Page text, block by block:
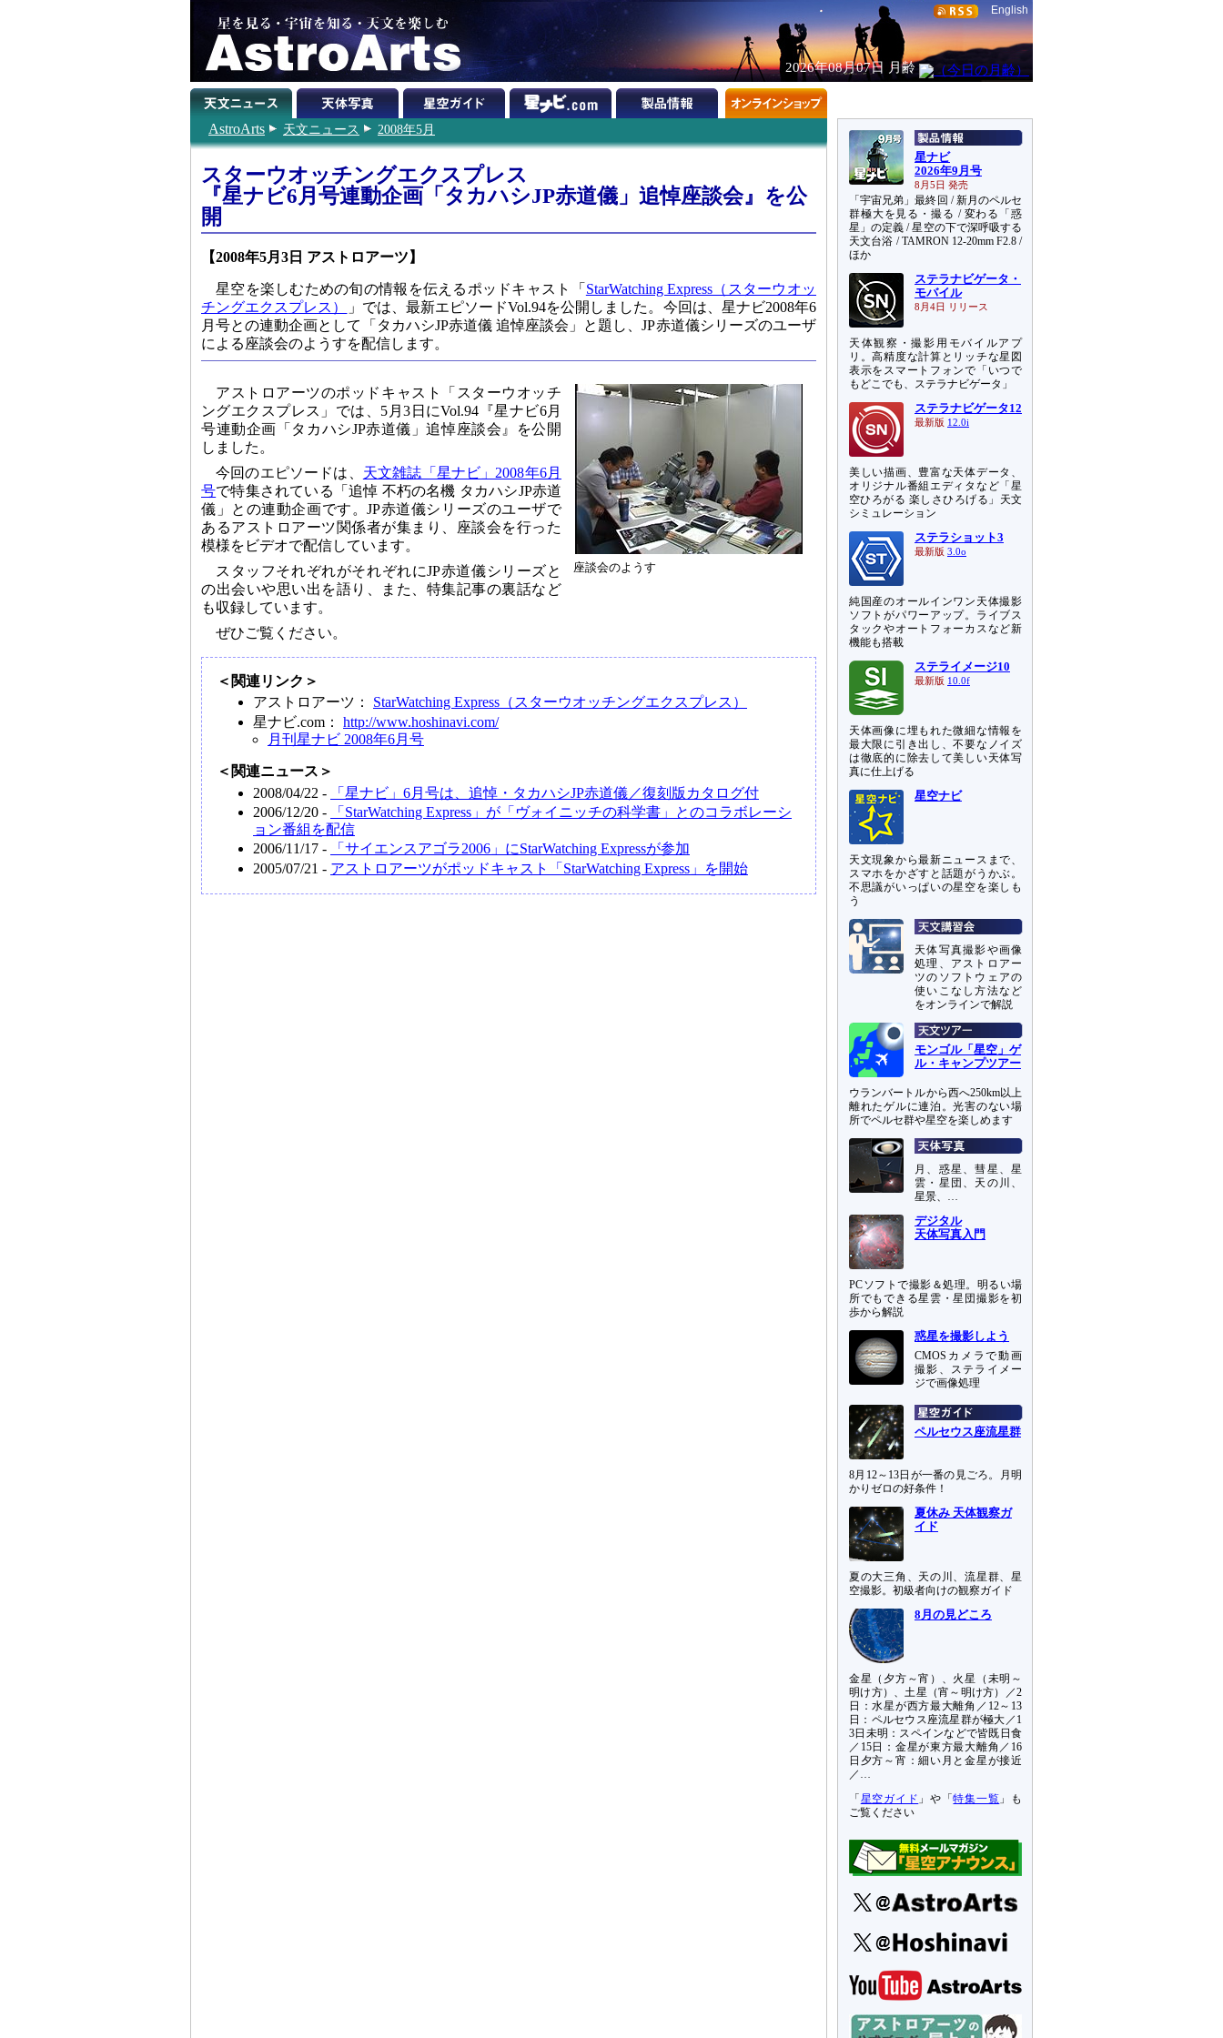
English
2026年08月07日 月齢
AstroArts 天文ニュース 2008年5月
スターウオッチングエクスプレス
『星ナビ6月号連動企画「タカハシJP赤道儀」追悼座談会』を公
開
【2008年5月3日 アストロアーツ】
星空を楽しむための旬の情報を伝えるポッドキャスト「 StarWatching Express（スターウオッ
チングエクスプレス）
」では、最新エピソードVol.94を公開しました。今回は、星ナビ2008年6
月号との連動企画として「タカハシJP赤道儀 追悼座談会」と題し、JP赤道儀シリーズのユーザ
による座談会のようすを配信します。
座談会のようす
アストロアーツのポッドキャスト「スターウオッチ
ングエクスプレス」では、5月3日にVol.94『星ナビ6月
号連動企画「タカハシJP赤道儀」追悼座談会』を公開
しました。
今回のエピソードは、 天文雑誌「星ナビ」2008年6月
号で特集されている「追悼 不朽の名機 タカハシJP赤道
儀」との連動企画です。JP赤道儀シリーズのユーザで
あるアストロアーツ関係者が集まり、座談会を行った
模様をビデオで配信しています。
スタッフそれぞれがそれぞれにJP赤道儀シリーズと
の出会いや思い出を語り、また、特集記事の裏話など
も収録しています。
ぜひご覧ください。
＜関連リンク＞
アストロアーツ： StarWatching Express（スターウオッチングエクスプレス）
星ナビ.com： http://www.hoshinavi.com/
月刊星ナビ 2008年6月号
＜関連ニュース＞
2008/04/22 -
「星ナビ」6月号は、追悼・タカハシJP赤道儀／復刻版カタログ付
2006/12/20 -
「StarWatching Express」が「ヴォイニッチの科学書」とのコラボレーシ
ョン番組を配信
2006/11/17 -
「サイエンスアゴラ2006」にStarWatching Expressが参加
2005/07/21 - アストロアーツがポッドキャスト「StarWatching Express」を開始
星ナビ
2026年9月号
8月5日 発売
「宇宙兄弟」最終回 / 新月のペルセ
群極大を見る・撮る / 変わる「惑
星」の定義 / 星空の下で深呼吸する
天文台浴 / TAMRON 12-20mm F2.8 /
ほか
ステラナビゲータ・
モバイル
8月4日 リリース
天体観察・撮影用モバイルアプ
リ。高精度な計算とリッチな星図
表示をスマートフォンで「いつで
もどこでも、ステラナビゲータ」
ステラナビゲータ12
最新版 12.0i
美しい描画、豊富な天体データ、
オリジナル番組エディタなど「星
空ひろがる 楽しさひろげる」天文
シミュレーション
ステラショット3
最新版 3.0o
純国産のオールインワン天体撮影
ソフトがパワーアップ。ライブス
タックやオートフォーカスなど新
機能も搭載
ステライメージ10
最新版 10.0f
天体画像に埋もれた微細な情報を
最大限に引き出し、不要なノイズ
は徹底的に除去して美しい天体写
真に仕上げる
星空ナビ
天文現象から最新ニュースまで、
スマホをかざすと話題がうかぶ。
不思議がいっぱいの星空を楽しも
う
天体写真撮影や画像
処理、アストロアー
ツのソフトウェアの
使いこなし方法など
をオンラインで解説
モンゴル「星空」ゲ
ル・キャンプツアー
ウランバートルから西へ250km以上
離れたゲルに連泊。光害のない場
所でペルセ群や星空を楽しめます
月、惑星、彗星、星
雲・星団、天の川、
星景、…
デジタル
天体写真入門
PCソフトで撮影＆処理。明るい場
所でもできる星雲・星団撮影を初
歩から解説
惑星を撮影しよう
CMOSカメラで動画
撮影、ステライメー
ジで画像処理
ペルセウス座流星群
8月12～13日が一番の見ごろ。月明
かりゼロの好条件！
夏休み 天体観察ガ
イド
夏の大三角、天の川、流星群、星
空撮影。初級者向けの観察ガイド
8月の見どころ
金星（夕方～宵）、火星（未明～
明け方）、土星（宵～明け方）／2
日：水星が西方最大離角／12～13
日：ペルセウス座流星群が極大／1
3日未明：スペインなどで皆既日食
／15日：金星が東方最大離角／16
日夕方～宵：細い月と金星が接近
／…
「 星空ガイド 」や「特集一覧 」も
ご覧ください